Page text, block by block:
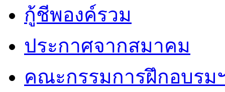
กู้ชีพองค์รวม
ประกาศจากสมาคม
คณะกรรมการฝึกอบรม